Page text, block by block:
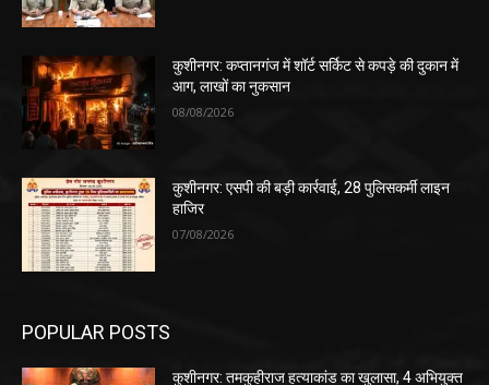
कुशीनगर: कप्तानगंज में शॉर्ट सर्किट से कपड़े की दुकान में
आग, लाखों का नुकसान
08/08/2026
कुशीनगर: एसपी की बड़ी कार्रवाई, 28 पुलिसकर्मी लाइन
हाजिर
07/08/2026
POPULAR POSTS
कुशीनगर: तमकुहीराज हत्याकांड का खुलासा, 4 अभियुक्त